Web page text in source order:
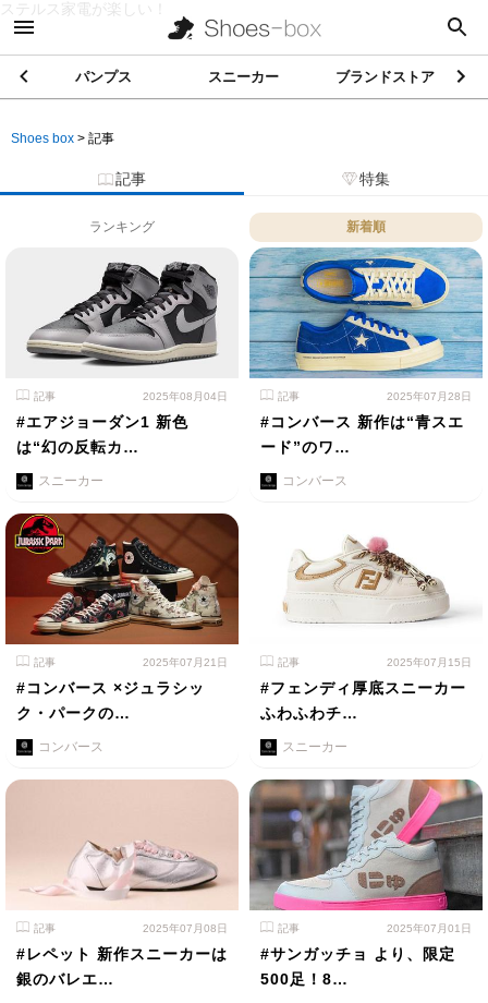
ステルス家電が楽しい！
パンプス スニーカー ブランドストア
Shoes box > 記事
記事 特集
ランキング 新着順
記事 2025年08月04日
#エアジョーダン1 新色
は“幻の反転カ…
スニーカー
記事 2025年07月28日
#コンバース 新作は“青スエ
ード”のワ…
コンバース
記事 2025年07月21日
#コンバース ×ジュラシッ
ク・パークの…
コンバース
記事 2025年07月15日
#フェンディ厚底スニーカー
ふわふわチ…
スニーカー
記事 2025年07月08日
#レペット 新作スニーカーは
銀のバレエ…
記事 2025年07月01日
#サンガッチョ より、限定
500足！8…